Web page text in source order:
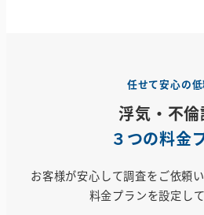
任せて安心の
浮気・不
３つの料金
お客様が安心して調査をご依頼
料金プランを設定して